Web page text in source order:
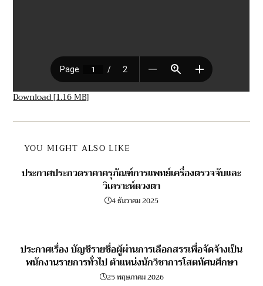
Download [1.16 MB]
YOU MIGHT ALSO LIKE
ประกาศประกวดราคาครุภัณฑ์การแพทย์เครื่องตรวจจับและ
วิเคราะห์ดวงตา
4 ธันวาคม 2025
ประกาศเรื่อง บัญชีรายชื่อผู้ผ่านการเลือกสรรเพื่อจัดจ้างเป็น
พนักงานรายการทั่วไป ตำแหน่งนักวิชาการโสตทัศนศึกษา
25 พฤษภาคม 2026